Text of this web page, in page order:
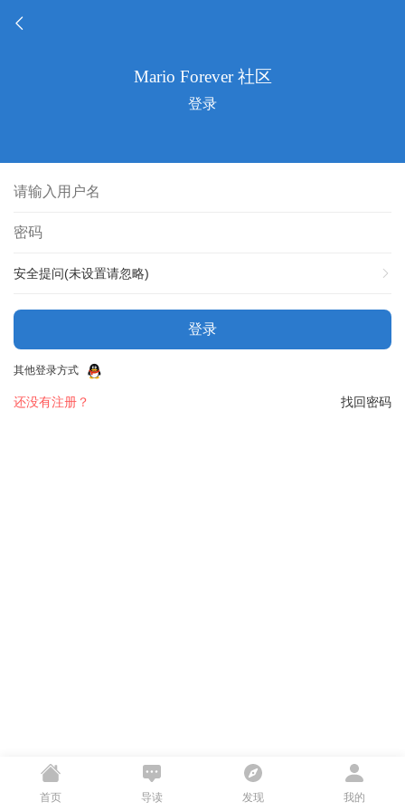
登录
安全提问(未设置请忽略)
登录
其他登录方式
找回密码
还没有注册？
首页 导读 发现 我的